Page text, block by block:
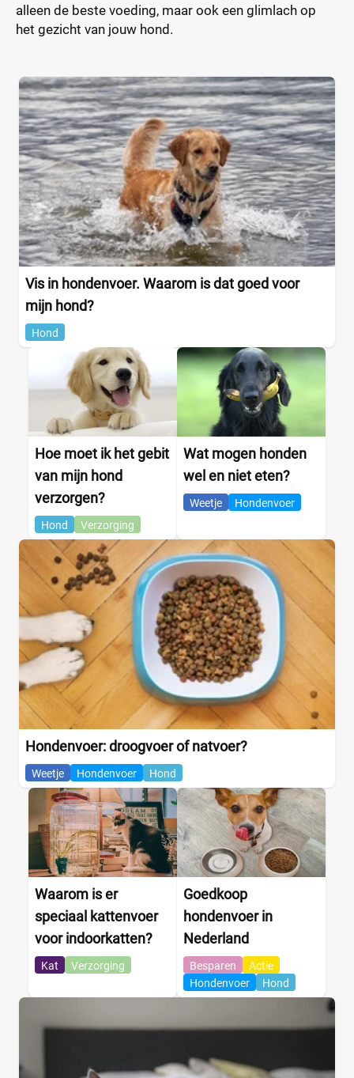
alleen de beste voeding, maar ook een glimlach op
het gezicht van jouw hond.
Vis in hondenvoer. Waarom is dat goed voor
mijn hond?
Hond
Hoe moet ik het gebit
van mijn hond
verzorgen?
Hond Verzorging
Wat mogen honden
wel en niet eten?
Weetje Hondenvoer
Hondenvoer: droogvoer of natvoer?
Weetje Hondenvoer Hond
Waarom is er
speciaal kattenvoer
voor indoorkatten?
Kat Verzorging
Goedkoop
hondenvoer in
Nederland
Besparen
Actie
Hondenvoer
Hond